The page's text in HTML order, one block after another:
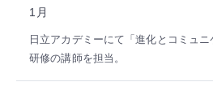
1月
日立アカデミーにて「進化とコミュ
研修の講師を担当。